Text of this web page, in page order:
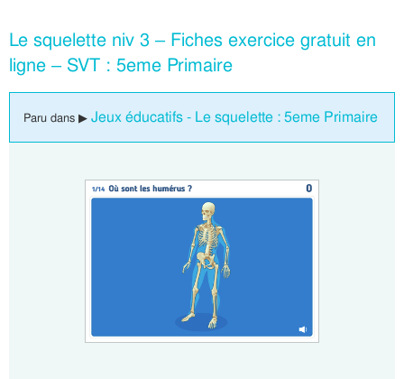
Le squelette niv 3 – Fiches exercice gratuit en
ligne – SVT : 5eme Primaire
Paru dans ▶ Jeux éducatifs - Le squelette : 5eme Primaire